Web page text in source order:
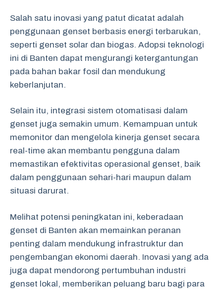
Salah satu inovasi yang patut dicatat adalah
penggunaan genset berbasis energi terbarukan,
seperti genset solar dan biogas. Adopsi teknologi
ini di Banten dapat mengurangi ketergantungan
pada bahan bakar fosil dan mendukung
keberlanjutan.
Selain itu, integrasi sistem otomatisasi dalam
genset juga semakin umum. Kemampuan untuk
memonitor dan mengelola kinerja genset secara
real-time akan membantu pengguna dalam
memastikan efektivitas operasional genset, baik
dalam penggunaan sehari-hari maupun dalam
situasi darurat.
Melihat potensi peningkatan ini, keberadaan
genset di Banten akan memainkan peranan
penting dalam mendukung infrastruktur dan
pengembangan ekonomi daerah. Inovasi yang ada
juga dapat mendorong pertumbuhan industri
genset lokal, memberikan peluang baru bagi para